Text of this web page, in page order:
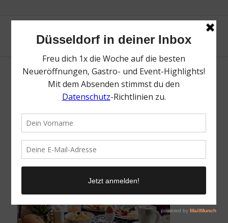
me and all hotels | Der perfekte
Düsseldorf | Foto: me and all hotels